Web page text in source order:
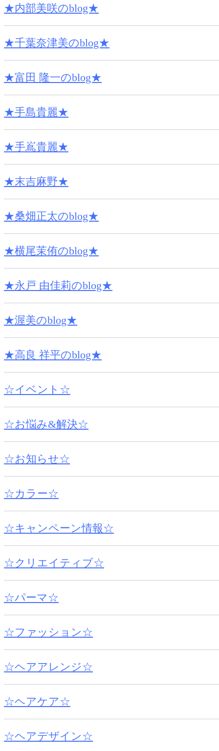
★内部美咲のblog★
★千葉奈津美のblog★
★富田 隆一のblog★
★手島貴麗★
★手嶌貴麗★
★末吉麻野★
★桑畑正太のblog★
★横尾茉侑のblog★
★永戸 由佳莉のblog★
★渥美のblog★
★高良 祥平のblog★
☆イベント☆
☆お悩み&解決☆
☆お知らせ☆
☆カラー☆
☆キャンペーン情報☆
☆クリエイティブ☆
☆パーマ☆
☆ファッション☆
☆ヘアアレンジ☆
☆ヘアケア☆
☆ヘアデザイン☆